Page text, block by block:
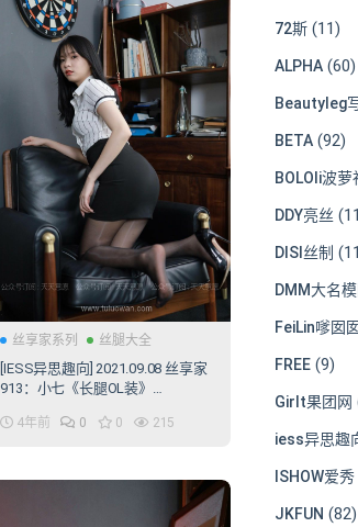
丝享家系列 丝腿大全
[IESS异思趣向] 2021.09.08 丝享家
913：小七《长腿OL装》
4年前 0 0 215
72斯 (11)
ALPHA (60)
Beautyleg
BETA (92)
BOLOli波萝
DDY亮丝
DISI丝制
DMM大名
FeiLin嗲囡囡
FREE (9)
Girlt果团网
iess异思趣
ISHOW爱秀
JKFUN (82)